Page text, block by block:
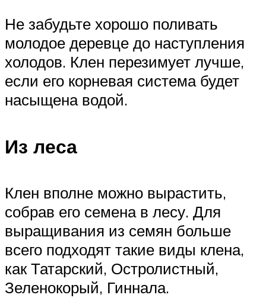
Не забудьте хорошо поливать
молодое деревце до наступления
холодов. Клен перезимует лучше,
если его корневая система будет
насыщена водой.
Из леса
Клен вполне можно вырастить,
собрав его семена в лесу. Для
выращивания из семян больше
всего подходят такие виды клена,
как Татарский, Остролистный,
Зеленокорый, Гиннала.